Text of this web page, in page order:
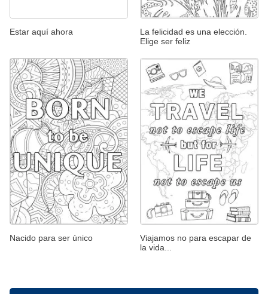
Estar aquí ahora
La felicidad es una elección.
Elige ser feliz
Nacido para ser único
Viajamos no para escapar de
la vida...